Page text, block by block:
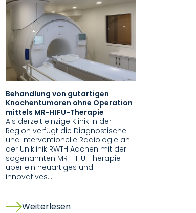
Behandlung von gutartigen
Knochentumoren ohne Operation
mittels MR-HIFU-Therapie
Als derzeit einzige Klinik in der
Region verfügt die Diagnostische
und Interventionelle Radiologie an
der Uniklinik RWTH Aachen mit der
sogenannten MR-HIFU-Therapie
über ein neuartiges und
innovatives…
Weiterlesen